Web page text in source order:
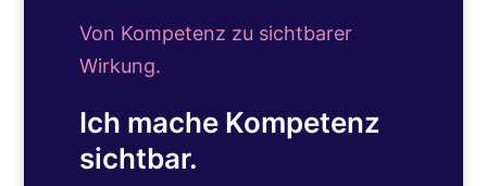
Von Kompetenz zu sichtbarer
Wirkung.
Ich mache Kompetenz
sichtbar.